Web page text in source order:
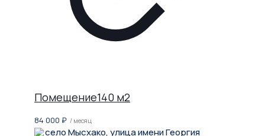
Помещение140 м2
84 000 ₽ / месяц
село Мысхако, улица имени Георгия